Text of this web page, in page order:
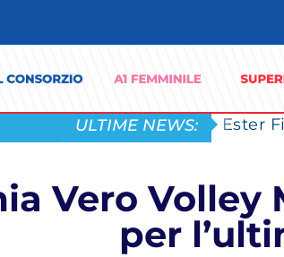
ULTIME NEWS: Ester
Vero
per